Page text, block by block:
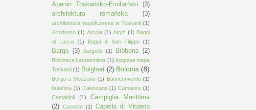
Apenin Toskańsko-Emiliański
(3)
architektura romańska
(3)
architektura współczesna w Toskanii (1)
Arcidosso (1) Arcola (1) Asyż (1) Bagni
di Lucca (1) Bagni di San Filippo (1)
Barga (3) Bargello (1) Bibbona (2)
Biblioteca Laurenziana (1) blogowa mapa
Toskanii (1) Bolgheri (2) Bolonia (8)
Borgo a Mozzano (1) Buonconvento (1)
butafora (1) Calenzano (1) Camaiore (1)
Camaldoli
(1)
Campiglia Marittima
(2) Canneto (1) Capella di Vitaleta